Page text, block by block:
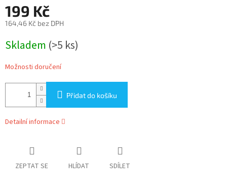
199 Kč
164,46 Kč bez DPH
cena:
Skladem (>5 ks)
Možnosti doručení
Přidat do košíku
Detailní informace
ZEPTAT SE HLÍDAT SDÍLET